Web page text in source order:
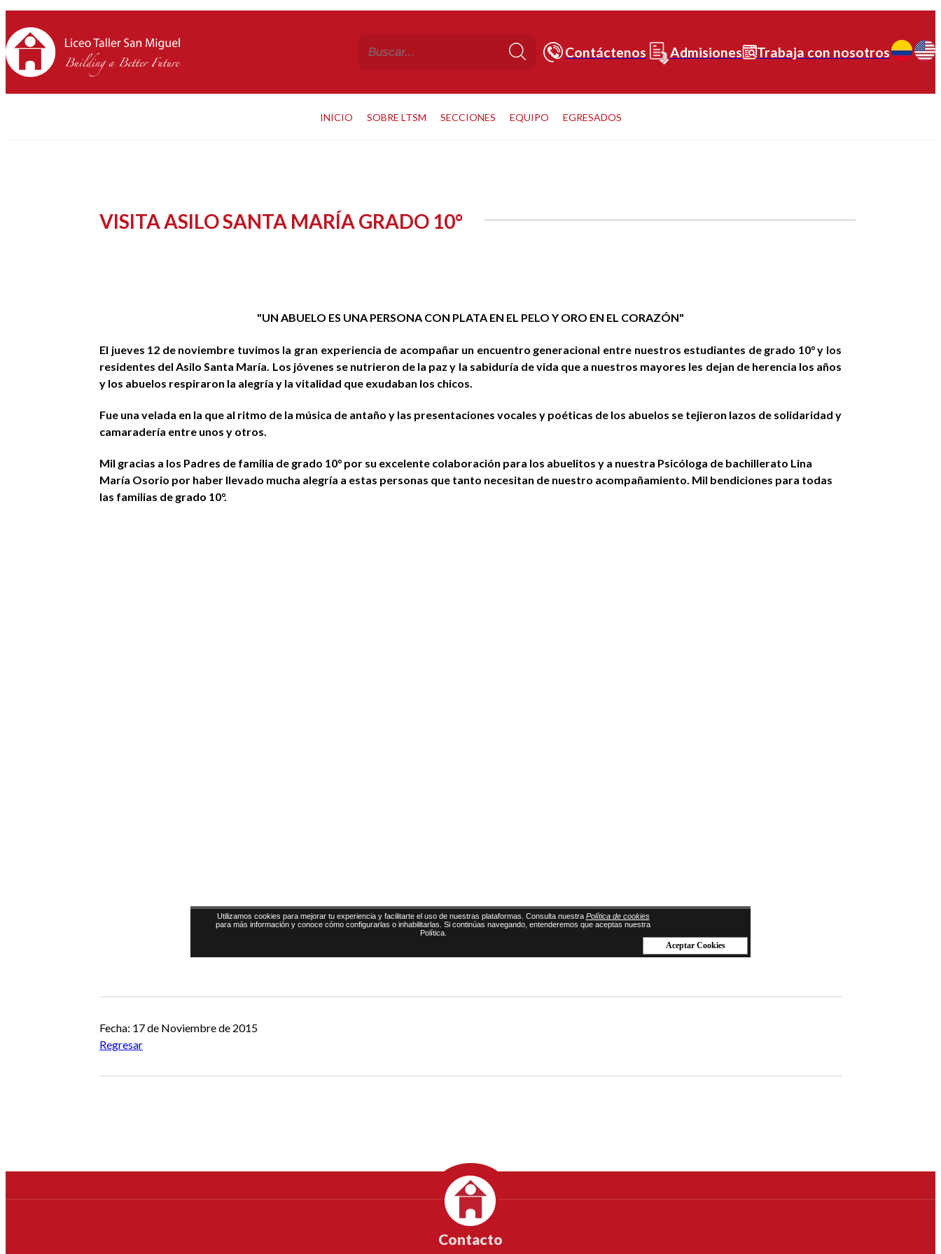
Contáctenos Admisiones Trabaja con nosotros
INICIO SOBRE LTSM SECCIONES EQUIPO EGRESADOS
VISITA ASILO SANTA MARÍA GRADO 10°
"UN ABUELO ES UNA PERSONA CON PLATA EN EL PELO Y ORO EN EL CORAZÓN"
El jueves 12 de noviembre tuvimos la gran experiencia de acompañar un encuentro generacional entre nuestros estudiantes de grado 10° y los
residentes del Asilo Santa María. Los jóvenes se nutrieron de la paz y la sabiduría de vida que a nuestros mayores les dejan de herencia los años
y los abuelos respiraron la alegría y la vitalidad que exudaban los chicos.
Fue una velada en la que al ritmo de la música de antaño y las presentaciones vocales y poéticas de los abuelos se tejieron lazos de solidaridad y
camaradería entre unos y otros.
Mil gracias a los Padres de familia de grado 10° por su excelente colaboración para los abuelitos y a nuestra Psicóloga de bachillerato Lina
María Osorio por haber llevado mucha alegría a estas personas que tanto necesitan de nuestro acompañamiento. Mil bendiciones para todas
las familias de grado 10°.
Fecha: 17 de Noviembre de 2015
Regresar
Contacto